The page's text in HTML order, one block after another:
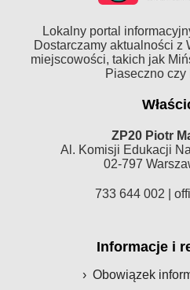
Lokalny portal
Dostarczamy aktualności z
miejscowości, takich jak
Piaseczno czy
ZP20 Piotr
Al. Komisji Edukacji
02-797
733 644 002 |
Informacje i
Obowiązek